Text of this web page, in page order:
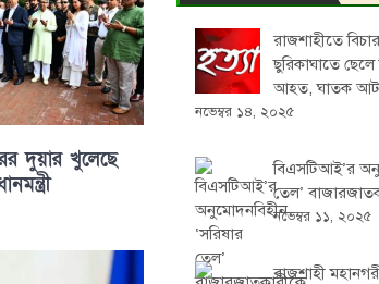
দুয়ার খুলেছে
রাজশাহীতে
ছুরিকাঘাতে
আহত, ঘাতক
নভেম্বর ১৪, ২০২৫
বিএসটিআই’র
তেল’
নভেম্বর ১১, ২০২৫
রাজশাহী